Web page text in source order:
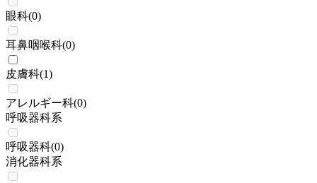
眼科(0)
耳鼻咽喉科(0)
皮膚科(1)
アレルギー科(0)
呼吸器科系
呼吸器科(0)
消化器科系